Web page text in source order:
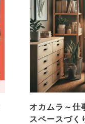
オカムラ～仕
スペースづく